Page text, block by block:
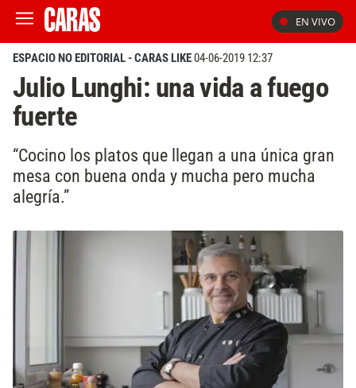
EN VIVO
ESPACIO NO EDITORIAL - CARAS LIKE04-06-2019 12:37
Julio Lunghi: una vida a fuego
fuerte
“Cocino los platos que llegan a una única gran
mesa con buena onda y mucha pero mucha
alegría.”